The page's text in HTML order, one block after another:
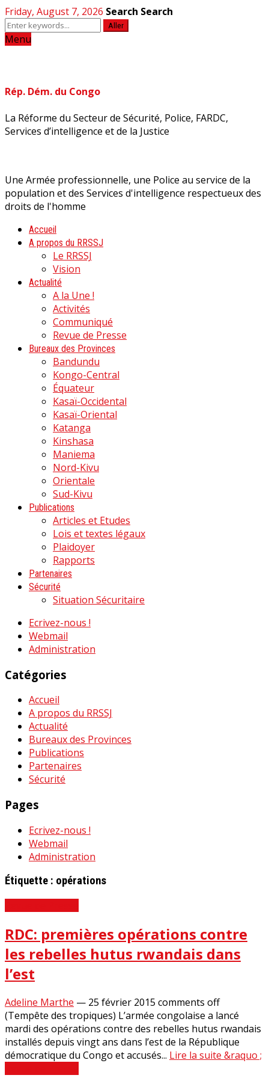
Friday, August 7, 2026 Search Search
Aller
Menu
Rép. Dém. du Congo
La Réforme du Secteur de Sécurité, Police, FARDC,
Services d’intelligence et de la Justice
Une Armée professionnelle, une Police au service de la
population et des Services d'intelligence respectueux des
droits de l'homme
Accueil
A propos du RRSSJ
Le RRSSJ
Vision
Actualité
A la Une !
Activités
Communiqué
Revue de Presse
Bureaux des Provinces
Bandundu
Kongo-Central
Équateur
Kasaï-Occidental
Kasaï-Oriental
Katanga
Kinshasa
Maniema
Nord-Kivu
Orientale
Sud-Kivu
Publications
Articles et Etudes
Lois et textes légaux
Plaidoyer
Rapports
Partenaires
Sécurité
Situation Sécuritaire
Ecrivez-nous !
Webmail
Administration
Catégories
Accueil
A propos du RRSSJ
Actualité
Bureaux des Provinces
Publications
Partenaires
Sécurité
Pages
Ecrivez-nous !
Webmail
Administration
Étiquette : opérations
RDC: premières opérations contre
les rebelles hutus rwandais dans
l’est
Adeline Marthe — 25 février 2015 comments off
(Tempête des tropiques) L’armée congolaise a lancé
mardi des opérations contre des rebelles hutus rwandais
installés depuis vingt ans dans l’est de la République
démocratique du Congo et accusés... Lire la suite &raquo ;